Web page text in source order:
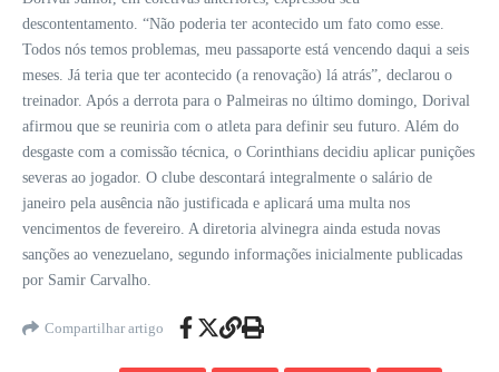
descontentamento. “Não poderia ter acontecido um fato como esse.
Todos nós temos problemas, meu passaporte está vencendo daqui a seis
meses. Já teria que ter acontecido (a renovação) lá atrás”, declarou o
treinador. Após a derrota para o Palmeiras no último domingo, Dorival
afirmou que se reuniria com o atleta para definir seu futuro. Além do
desgaste com a comissão técnica, o Corinthians decidiu aplicar punições
severas ao jogador. O clube descontará integralmente o salário de
janeiro pela ausência não justificada e aplicará uma multa nos
vencimentos de fevereiro. A diretoria alvinegra ainda estuda novas
sanções ao venezuelano, segundo informações inicialmente publicadas
por Samir Carvalho.
Compartilhar artigo